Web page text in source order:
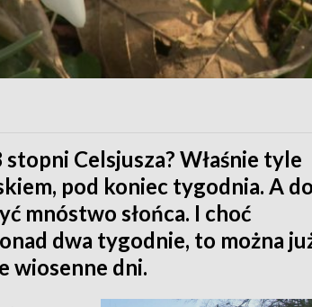
Celsjusza? Właśnie tyle
pod koniec tygodnia. A do
mnóstwo słońca. I choć
dwa tygodnie, to można
wiosenne dni.